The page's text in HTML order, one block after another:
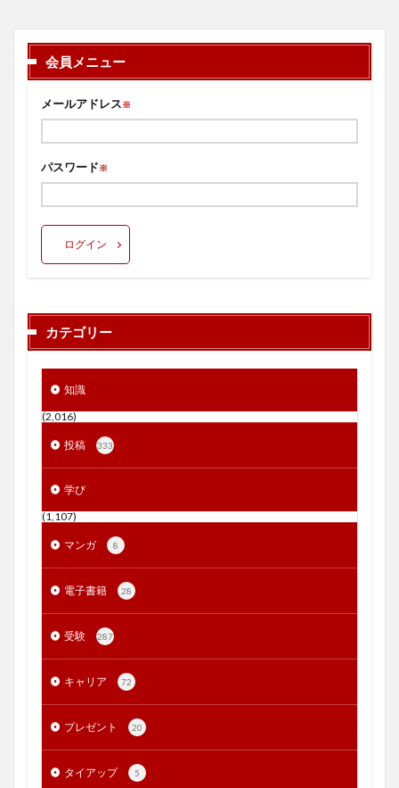
会員メニュー
メールアドレス※
パスワード※
ログイン
カテゴリー
知識
(2,016)
投稿 333
学び
(1,107)
マンガ 8
電子書籍 28
受験 287
キャリア 72
プレゼント 20
タイアップ 5